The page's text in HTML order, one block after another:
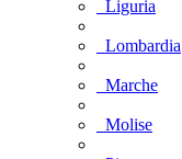
Liguria
Lombardia
Marche
Molise